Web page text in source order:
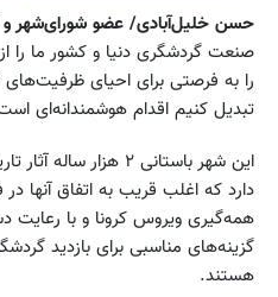
حسن خلیل‌آبادی/ عضو شورای‌شهر
صنعت گردشگری دنیا و کشور ما را
را به فرصتی برای احیای
تبدیل کنیم اقدام هوشمندانه‌ای
این شهر باستانی ۲
دارد که اغلب قریب به اتفاق آنها در
همه‌گیری ویروس کرونا و با رعایت
گزینه‌های مناسبی برای بازدید
هستند.